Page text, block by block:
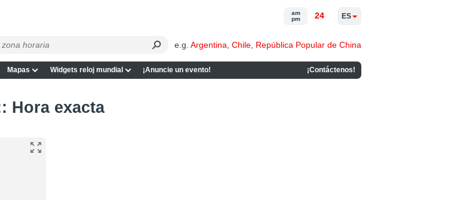
e.g. Argentina Chile República Popular de China
Mapas Widgets reloj mundial ¡Anuncie un evento! ¡Contáctenos!
am
pm
24 ES
Hora exacta